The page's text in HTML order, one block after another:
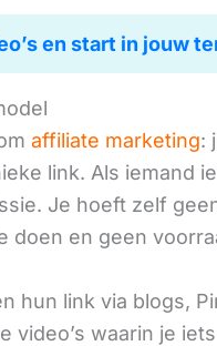
en start in jouw
affiliate marketing:
link. Als iemand
Je hoeft zelf
doen en geen
hun link via blogs,
video’s waarin je